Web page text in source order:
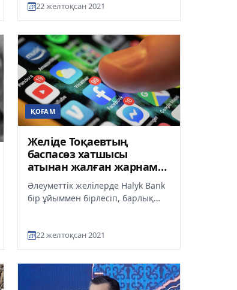
жағдайлары азай...
22 желтоқсан 2021
ҚОҒАМ
Желіде Тоқаевтың
баспасөз хатшысы
атынан жалған жарнама
тарап жатыр
Әлеуметтік желілерде Halyk Bank
бір ұйыммен бірлесіп, барлық
мүмкіндік б...
22 желтоқсан 2021